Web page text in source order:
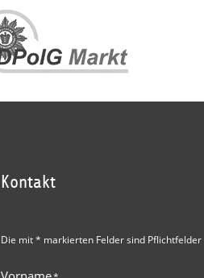
Kontakt
Die mit * markierten Felder sind Pflichtfelder